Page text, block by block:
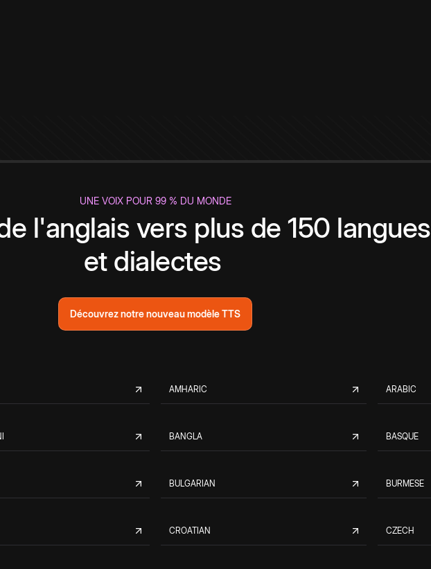
UNE VOIX POUR 99 % DU MONDE
l'anglais vers plus de 150 langues
et dialectes
Découvrez notre nouveau modèle TTS
AMHARIC ARABIC
BANGLA BASQUE
BULGARIAN BURMESE
CROATIAN CZECH